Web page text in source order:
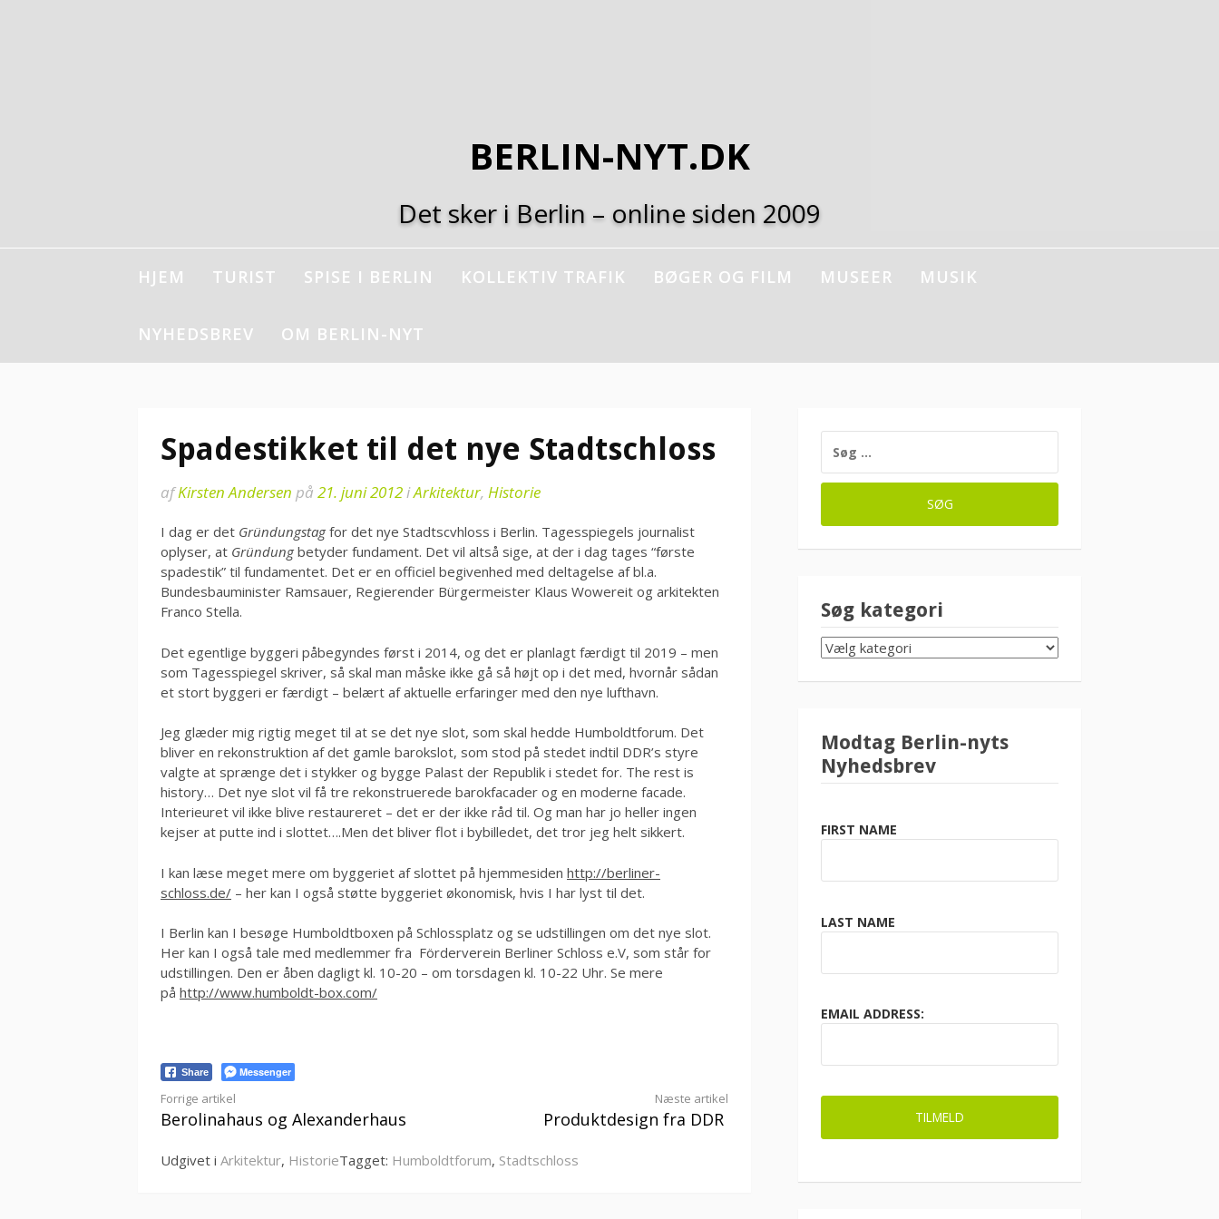
BERLIN-NYT.DK
Det sker i Berlin – online siden 2009
HJEM TURIST SPISE I BERLIN KOLLEKTIV TRAFIK BØGER OG FILM MUSEER MUSIK
NYHEDSBREV OM BERLIN-NYT
Spadestikket til det nye Stadtschloss
afKirsten Andersen på 21. juni 2012iArkitektur, Historie
I dag er det Gründungstagfor det nye Stadtscvhloss i Berlin. Tagesspiegels journalist
oplyser, at Gründungbetyder fundament. Det vil altså sige, at der i dag tages “første
spadestik” til fundamentet. Det er en officiel begivenhed med deltagelse af bl.a.
Bundesbauminister Ramsauer, Regierender Bürgermeister Klaus Wowereit og arkitekten
Franco Stella.
Det egentlige byggeri påbegyndes først i 2014, og det er planlagt færdigt til 2019 – men
som Tagesspiegel skriver, så skal man måske ikke gå så højt op i det med, hvornår sådan
et stort byggeri er færdigt – belært af aktuelle erfaringer med den nye lufthavn.
Jeg glæder mig rigtig meget til at se det nye slot, som skal hedde Humboldtforum. Det
bliver en rekonstruktion af det gamle barokslot, som stod på stedet indtil DDR’s styre
valgte at sprænge det i stykker og bygge Palast der Republik i stedet for. The rest is
history… Det nye slot vil få tre rekonstruerede barokfacader og en moderne facade.
Interieuret vil ikke blive restaureret – det er der ikke råd til. Og man har jo heller ingen
kejser at putte ind i slottet….Men det bliver flot i bybilledet, det tror jeg helt sikkert.
I kan læse meget mere om byggeriet af slottet på hjemmesiden http://berliner-
schloss.de/ – her kan I også støtte byggeriet økonomisk, hvis I har lyst til det.
I Berlin kan I besøge Humboldtboxen på Schlossplatz og se udstillingen om det nye slot.
Her kan I også tale med medlemmer fra Förderverein Berliner Schloss e.V, som står for
udstillingen. Den er åben dagligt kl. 10-20 – om torsdagen kl. 10-22 Uhr. Se mere
på http://www.humboldt-box.com/
Share Messenger
Læs
Forrige artikel
Berolinahaus og Alexanderhaus
Næste artikel
Produktdesign fra DDR
Udgivet i Arkitektur, HistorieTagget: Humboldtforum, Stadtschloss
EFTER:
Søg kategori
SØG
KATEGORI
Modtag Berlin-nyts
Nyhedsbrev
FIRST NAME
LAST NAME
EMAIL ADDRESS: